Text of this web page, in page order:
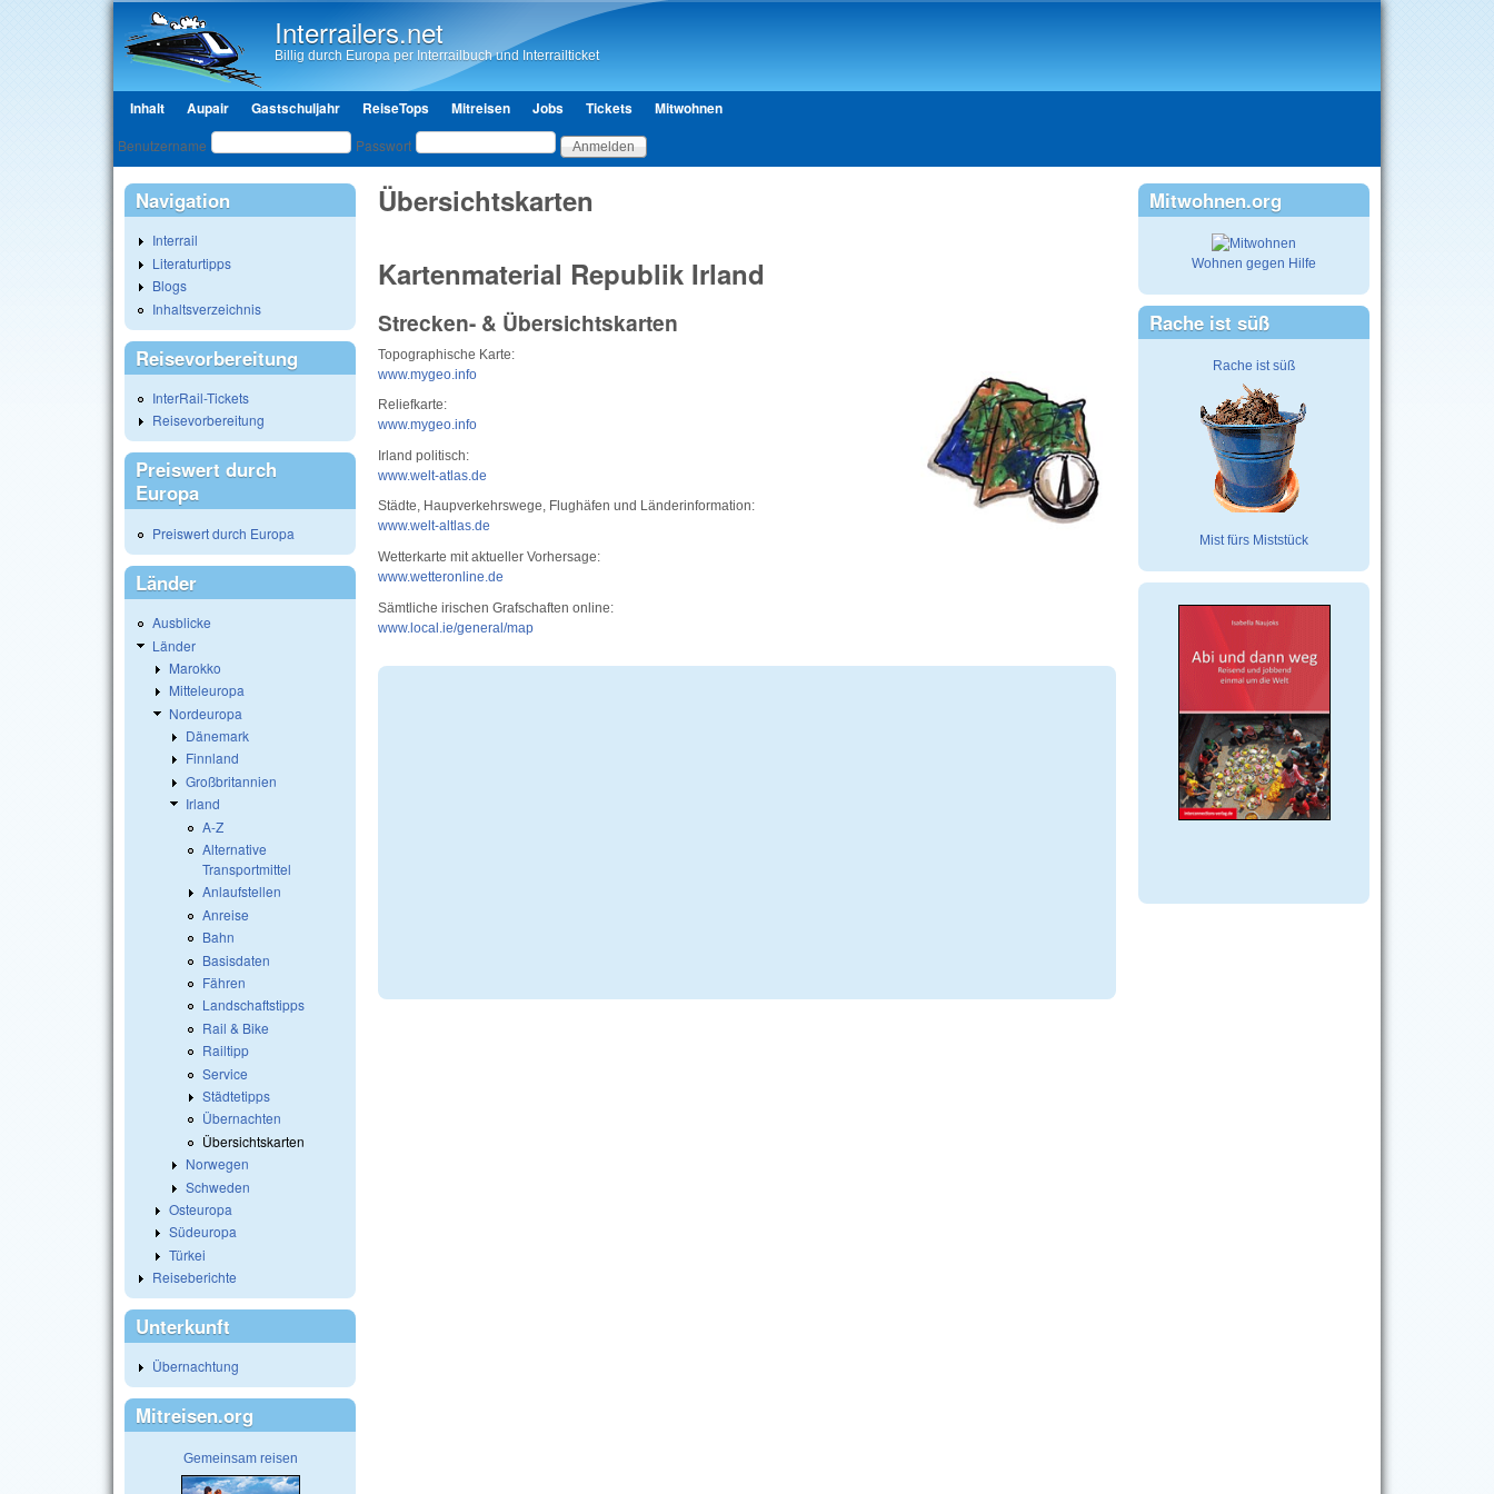
Interrailers.net
Billig durch Europa per Interrailbuch und Interrailticket
Hauptmenü
Inhalt Aupair Gastschuljahr ReiseTops Mitreisen Jobs Tickets Mitwohnen
Benutzeranmeldung
Benutzername Passwort
Übersichtskarten
Kartenmaterial Republik Irland
Strecken- & Übersichtskarten
Topographische Karte:
www.mygeo.info
Reliefkarte:
www.mygeo.info
Irland politisch:
www.welt-atlas.de
Städte, Haupverkehrswege, Flughäfen und Länderinformation:
www.welt-altlas.de
Wetterkarte mit aktueller Vorhersage:
www.wetteronline.de
Sämtliche irischen Grafschaften online:
www.local.ie/general/map
Navigation
Interrail
Literaturtipps
Blogs
Inhaltsverzeichnis
Reisevorbereitung
InterRail-Tickets
Reisevorbereitung
Preiswert durch
Europa
Preiswert durch Europa
Länder
Ausblicke
Länder
Marokko
Mitteleuropa
Nordeuropa
Dänemark
Finnland
Großbritannien
Irland
A-Z
Alternative
Transportmittel
Anlaufstellen
Anreise
Bahn
Basisdaten
Fähren
Landschaftstipps
Rail & Bike
Railtipp
Service
Städtetipps
Übernachten
Übersichtskarten
Norwegen
Schweden
Osteuropa
Südeuropa
Türkei
Reiseberichte
Unterkunft
Übernachtung
Mitreisen.org
Gemeinsam reisen
Mitwohnen.org
Wohnen gegen Hilfe
Rache ist süß
Rache ist süß
Mist fürs Miststück